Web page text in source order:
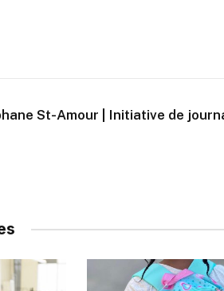
St-Amour | Initiative de